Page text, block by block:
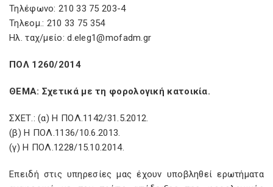
Τηλέφωνο: 210 33 75 203-4
Τηλεομ.: 210 33 75 354
Ηλ. ταχ/μείο: d.eleg1@mofadm.gr
ΠΟΛ 1260/2014
ΘΕΜΑ: Σχετικά με τη φορολογική κατοικία.
ΣΧΕΤ.: (α) Η ΠΟΛ.1142/31.5.2012.
(β) Η ΠΟΛ.1136/10.6.2013.
(γ) Η ΠΟΛ.1228/15.10.2014.
Επειδή στις υπηρεσίες μας έχουν υποβληθεί ερωτήματα